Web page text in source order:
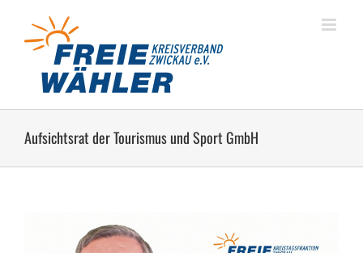
springen
Aufsichtsrat der Tourismus und Sport GmbH